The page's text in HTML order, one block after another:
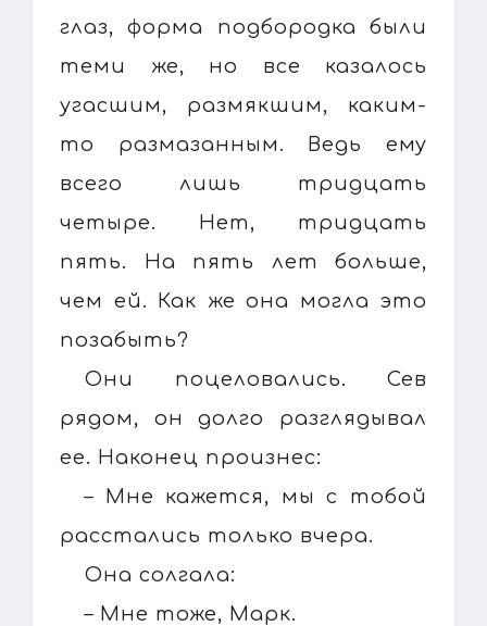
глаз, форма подбородка были
теми же, но все казалось
угасшим, размякшим, каким-
то размазанным. Ведь ему
всего лишь тридцать
четыре. Нет, тридцать
пять. На пять лет больше,
чем ей. Как же она могла это
позабыть?
Они поцеловались. Сев
рядом, он долго разглядывал
ее. Наконец произнес:
– Мне кажется, мы с тобой
расстались только вчера.
Она солгала:
– Мне тоже, Марк.